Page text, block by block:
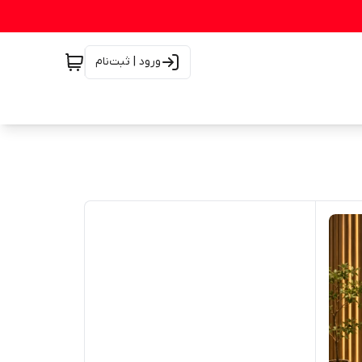
ورود | ثبت‌نام